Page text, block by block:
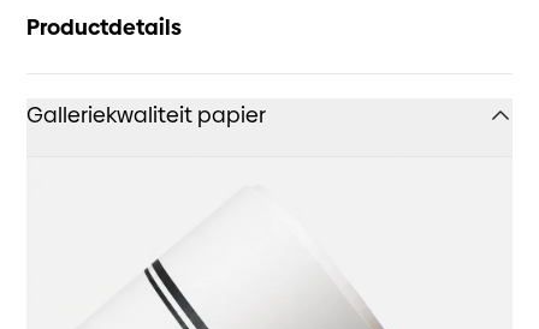
Productdetails
Galleriekwaliteit papier